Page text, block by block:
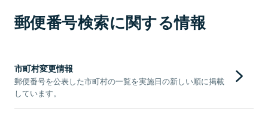
郵便番号検索に関する情報
市町村変更情報
郵便番号を公表した市町村の一覧を実施日の新しい順に掲載
しています。